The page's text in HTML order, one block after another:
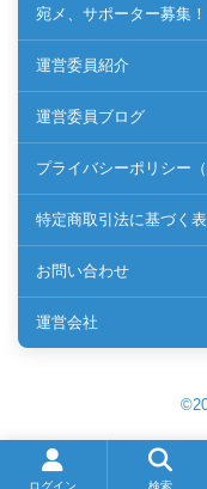
宛メ、サポーター募集！
運営委員紹介
運営委員ブログ
プライバシーポリシー
特定商取引法に基づく
お問い合わせ
運営会社
ログイン 検索